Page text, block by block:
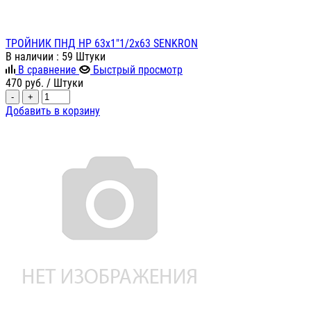
ТРОЙНИК ПНД НР 63х1"1/2х63 SENKRON
В наличии : 59 Штуки
В сравнение
Быстрый просмотр
470 руб. / Штуки
- +
Добавить в корзину